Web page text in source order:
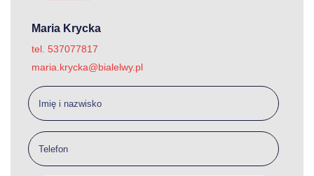
Maria Krycka
tel. 537077817
maria.krycka@bialelwy.pl